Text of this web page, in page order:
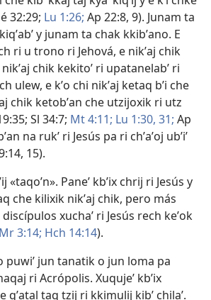
32:29; Lu 1:26; Ap 22:8, 9). Junam ta
y junam ta chak kkibʼano. E
ri u trono ri Jehová, e nikʼaj chik
chik kekitoʼ ri upatanelabʼ ri
ulew, e kʼo chi nikʼaj ketaq bʼi che
chik ketobʼan che utzijoxik ri utz
Sl 34:7; Mt 4:11; Lu 1:30, 31; Ap
na rukʼ ri Jesús pa ri chʼaʼoj ubʼiʼ
15).
«taqoʼn». Paneʼ kbʼix chrij ri Jesús y
che kilixik nikʼaj chik, pero más
xuchaʼ ri Jesús rech keʼok
Mr 3:14; Hch 14:14).
puwiʼ jun tanatik o jun loma pa
ri Acrópolis. Xuqujeʼ kbʼix
qʼatal taq tzij ri kkimulij kibʼ chilaʼ.